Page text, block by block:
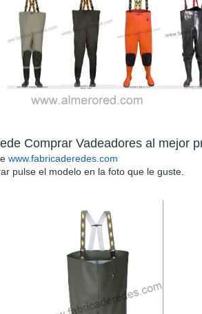
Comprar Vadeadores al mejor
www.fabricaderedes.com
pulse el modelo en la foto que le guste.